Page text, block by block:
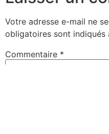
Votre adresse e-mail ne
obligatoires sont indiqués
Commentaire *